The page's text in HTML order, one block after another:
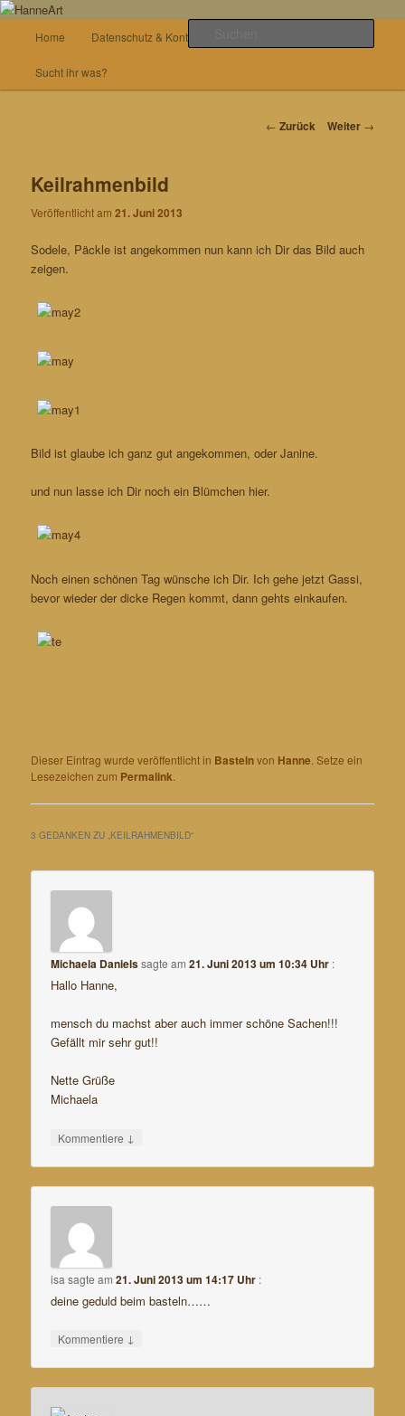
Zum
wechseln
HanneArt
von allem etwas
Home Datenschutz & Kontakt
Sucht ihr was?
Beitrags-
← Zurück Weiter →
Keilrahmenbild
Veröffentlicht am21. Juni 2013
Sodele, Päckle ist angekommen nun kann ich Dir das Bild auch
zeigen.
Bild ist glaube ich ganz gut angekommen, oder Janine.
und nun lasse ich Dir noch ein Blümchen hier.
Noch einen schönen Tag wünsche ich Dir. Ich gehe jetzt Gassi,
bevor wieder der dicke Regen kommt, dann gehts einkaufen.
Dieser Eintrag wurde veröffentlicht in Bastelnvon Hanne . Setze ein
Lesezeichen zum Permalink
3 GEDANKEN ZU „KEILRAHMENBILD“
Michaela Danielssagte am21. Juni 2013 um 10:34 Uhr :
Hallo Hanne,
mensch du machst aber auch immer schöne Sachen!!!
Gefällt mir sehr gut!!
Nette Grüße
Michaela
Kommentiere ↓
isa sagte am21. Juni 2013 um 14:17 Uhr :
deine geduld beim basteln……
Kommentiere ↓